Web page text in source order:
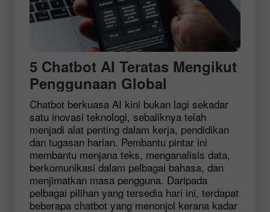
5 Chatbot AI Teratas Mengikut
Penggunaan Global
Chatbot berkuasa AI kini bukan lagi sekadar
satu inovasi teknologi, sebaliknya telah
menjadi alat penting dalam kerja, pendidikan
dan tugasan harian. Pembantu pintar ini
membantu menjana teks, menganalisis data,
berkomunikasi dalam pelbagai bahasa, dan
menjimatkan masa pengguna. Daripada
pelbagai pilihan yang tersedia hari ini, terdapat
beberapa chatbot yang menonjol kerana kadar